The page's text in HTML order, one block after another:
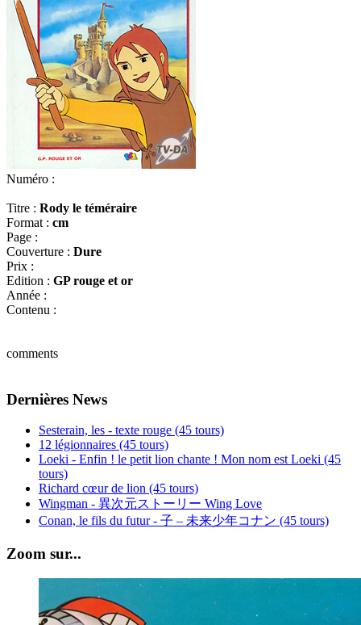
Numéro :
Titre : Rody le téméraire
Format : cm
Page :
Couverture : Dure
Prix :
Edition : GP rouge et or
Année :
Contenu :
comments
Dernières News
Sesterain, les - texte rouge (45 tours)
12 légionnaires (45 tours)
Loeki - Enfin ! le petit lion chante ! Mon nom est Loeki (45
tours)
Richard cœur de lion (45 tours)
Wingman - 異次元ストーリー Wing Love
Conan, le fils du futur - 子 – 未来少年コナン (45 tours)
Zoom sur...